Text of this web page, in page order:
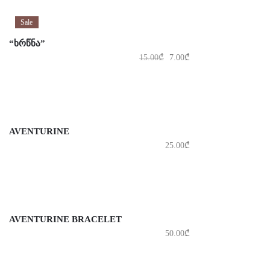
Sale
“ᲮᲠᲬᲜᲐ”
15.00₾ 7.00₾
AVENTURINE
25.00₾
AVENTURINE BRACELET
50.00₾